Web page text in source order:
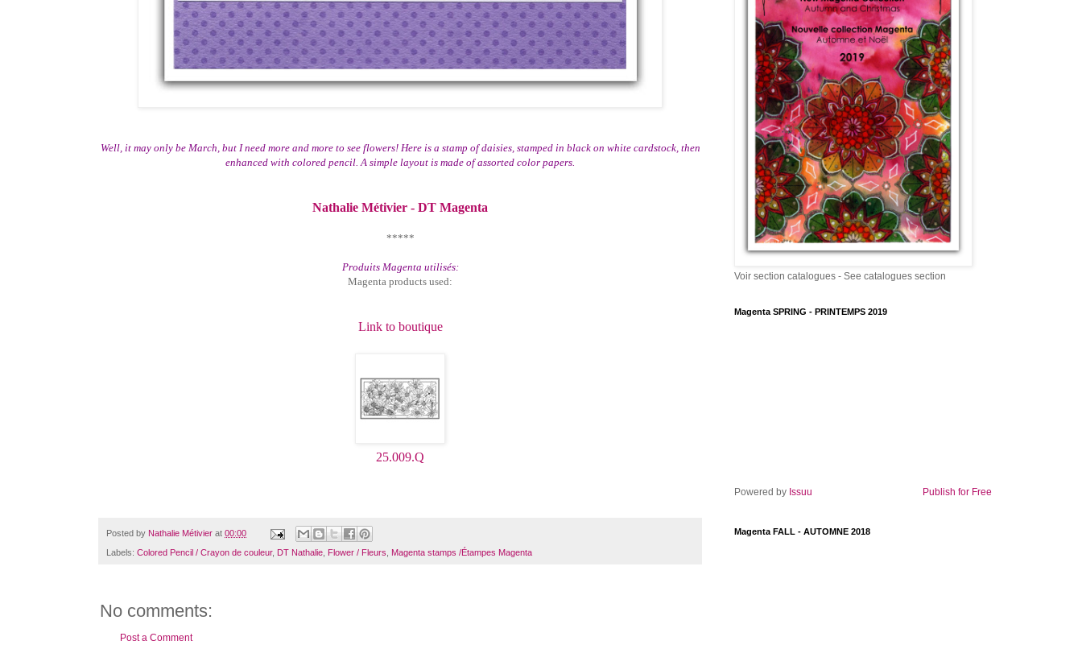
Well, it may only be March, but I need more and more to see flowers! Here is a stamp of daisies, stamped in black on white cardstock, then
enhanced with colored pencil. A simple layout is made of assorted color papers.
Nathalie Métivier - DT Magenta
*****
Produits Magenta utilisés:
Magenta products used:
Link to boutique
25.009.Q
Posted by Nathalie Métivier at 00:00
Labels: Colored Pencil / Crayon de couleur, DT Nathalie, Flower / Fleurs, Magenta stamps /Étampes Magenta
No comments:
Post a Comment
Voir section catalogues - See catalogues section
Magenta SPRING - PRINTEMPS 2019
Powered by Issuu Publish for Free
Magenta FALL - AUTOMNE 2018